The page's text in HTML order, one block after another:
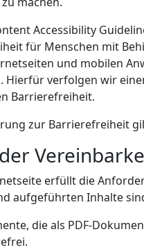
Accessibility
für Menschen mit
und mobilen
Hierfür verfolgen wir
Barrierefreiheit.
zur Barrierefreiheit
erfüllt die
aufgeführten Inhalte
die als PDF-